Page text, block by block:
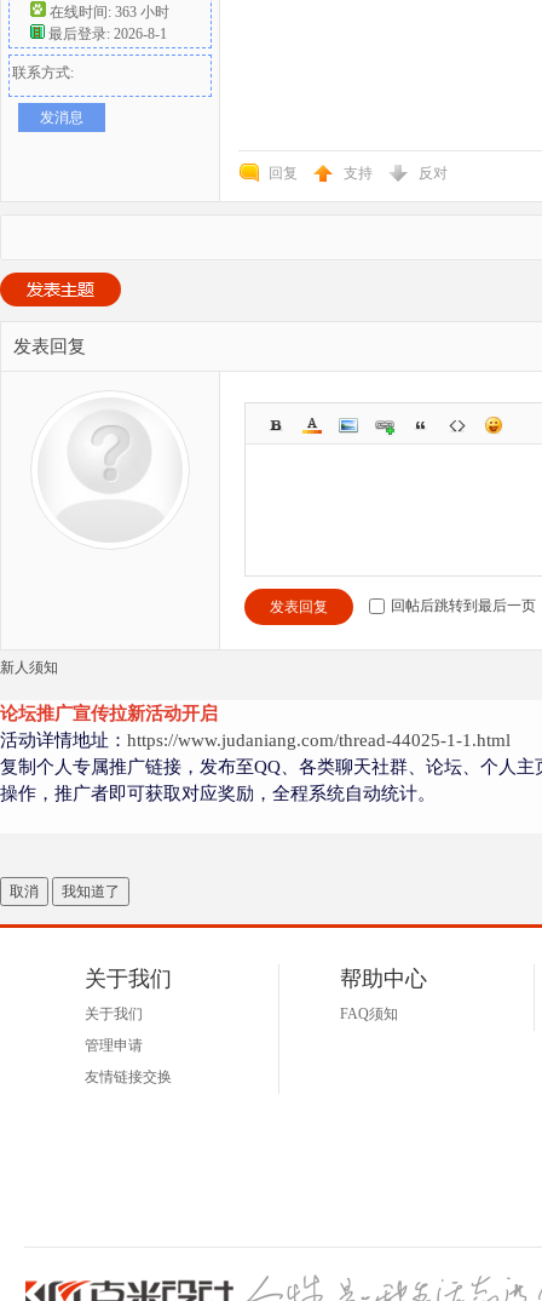
在线时间: 363 小时
最后登录: 2026-8-1
联系方式:
发消息
回复 支持 反对
发表回复
发表回复 回帖后跳转到最后一页
新人须知
论坛推广宣传拉新活动开启
活动详情地址： https://www.judaniang.com/thread-44025-1-1.html
复制个人专属推广链接，发布至QQ、各类聊天社群、论坛、个人
操作，推广者即可获取对应奖励，全程系统自动统计。
取消 我知道了
关于我们
关于我们
管理申请
友情链接交换
帮助中心
FAQ须知